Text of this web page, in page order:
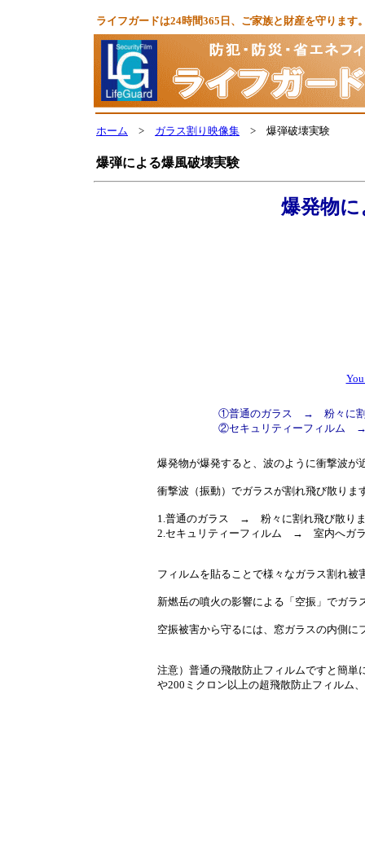
ライフガードは24時間365日、ご家族と財産を守りま
ホーム > ガラス割り映像集 > 爆弾破壊実験
爆弾による爆風破壊実験
爆発物
①普通のガラス → 粉々に割
②セキュリティーフィルム
爆発物が爆発すると、波のように衝撃波が
衝撃波（振動）でガラスが割れ飛び散りま
1.普通のガラス → 粉々に割れ飛び散り
2.セキュリティーフィルム → 室内へガラ
フィルムを貼ることで様々なガラス割れ被
新燃岳の噴火の影響による「空振」でガラ
空振被害から守るには、窓ガラスの内側に
注意）普通の飛散防止フィルムですと簡単
や200ミクロン以上の超飛散防止フィルム